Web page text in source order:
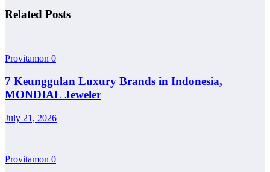
Related Posts
Provitamon 0
7 Keunggulan Luxury Brands in Indonesia,
MONDIAL Jeweler
July 21, 2026
Provitamon 0